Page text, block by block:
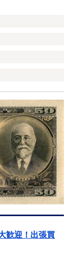
歓迎！出張買